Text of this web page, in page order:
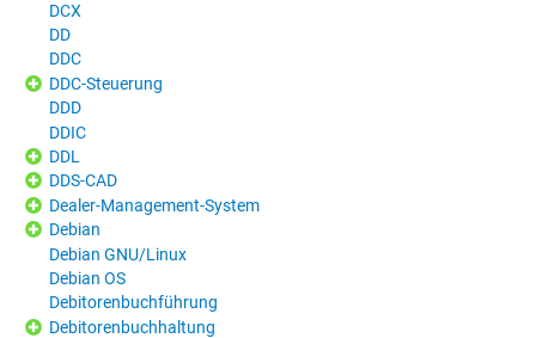
DCX
DD
DDC
DDC-Steuerung
DDD
DDIC
DDL
DDS-CAD
Dealer-Management-System
Debian
Debian GNU/Linux
Debian OS
Debitorenbuchführung
Debitorenbuchhaltung